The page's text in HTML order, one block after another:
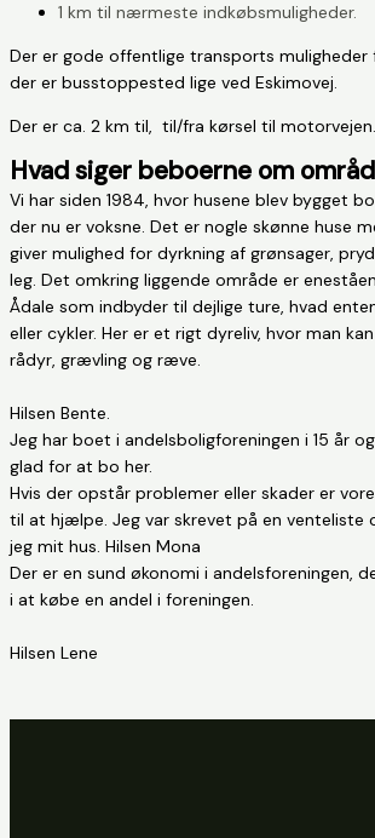
1 km til nærmeste indkøbsmuligheder.
Der er gode offentlige transports muligheder
der er busstoppested lige ved Eskimovej.
Der er ca. 2 km til, til/fra kørsel til motorvejen.
Hvad siger beboerne om
Vi har siden 1984, hvor husene blev bygget
der nu er voksne. Det er nogle skønne huse
giver mulighed for dyrkning af grønsager,
leg. Det omkring liggende område er
Ådale som indbyder til dejlige ture, hvad
eller cykler. Her er et rigt dyreliv, hvor man
rådyr, grævling og ræve.
Hilsen Bente.
Jeg har boet i andelsboligforeningen i 15 år
glad for at bo her.
Hvis der opstår problemer eller skader er
til at hjælpe. Jeg var skrevet på en venteliste
jeg mit hus. Hilsen Mona
Der er en sund økonomi i andelsforeningen,
i at købe en andel i foreningen.
Hilsen Lene